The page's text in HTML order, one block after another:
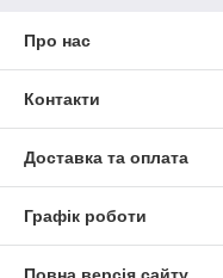
Про нас
Контакти
Доставка та оплата
Графік роботи